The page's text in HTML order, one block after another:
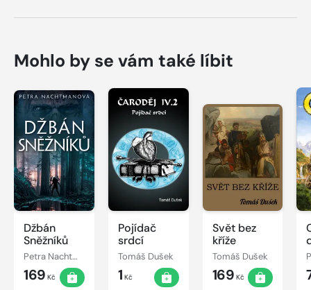
Mohlo by se vám také líbit
Džbán
Sněžníků
Petra Nachtmanová
169 Kč
Pojídač
srdcí
Tomáš Dušek
1 Kč
Svět bez
kříže
Tomáš Dušek
169 Kč